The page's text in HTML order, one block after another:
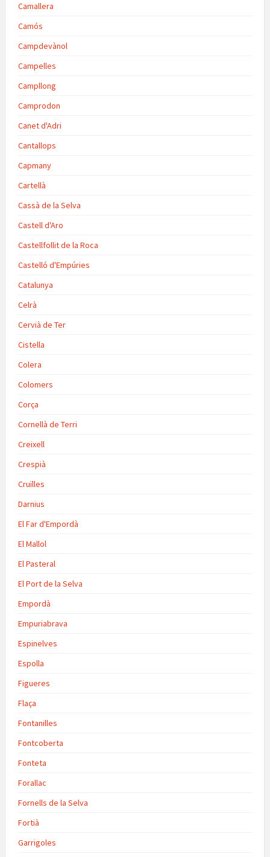
Camallera
Camós
Campdevànol
Campelles
Campllong
Camprodon
Canet d'Adri
Cantallops
Capmany
Cartellà
Cassà de la Selva
Castell d'Aro
Castellfollit de la Roca
Castelló d'Empúries
Catalunya
Celrà
Cervià de Ter
Cistella
Colera
Colomers
Corça
Cornellà de Terri
Creixell
Crespià
Cruïlles
Darnius
El Far d'Empordà
El Mallol
El Pasteral
El Port de la Selva
Empordà
Empuriabrava
Espinelves
Espolla
Figueres
Flaça
Fontanilles
Fontcoberta
Fonteta
Forallac
Fornells de la Selva
Fortià
Garrigoles